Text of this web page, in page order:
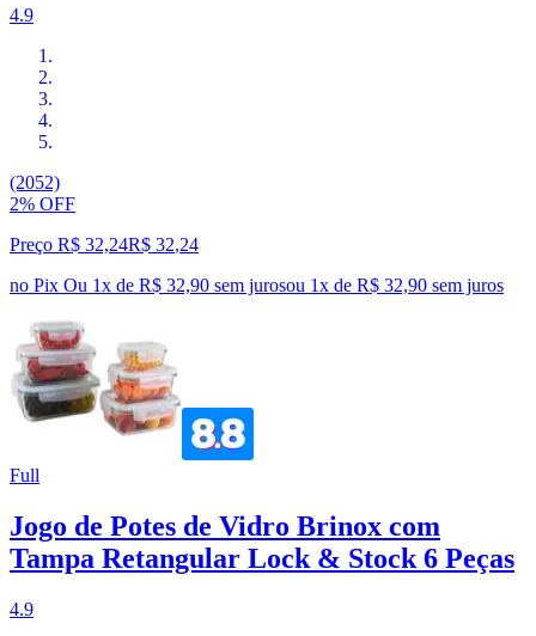
4.9
(2052)
2% OFF
Preço R$ 32,24R$ 32,24
no Pix Ou 1x de R$ 32,90 sem jurosou 1x de R$ 32,90 sem juros
Full
Jogo de Potes de Vidro Brinox com
Tampa Retangular Lock & Stock 6 Peças
4.9